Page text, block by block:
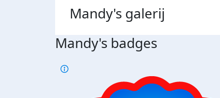
Mandy's galerij
Mandy's badges